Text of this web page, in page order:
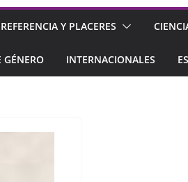
Y PLACERES
GÉNERO INTERNACIONALES